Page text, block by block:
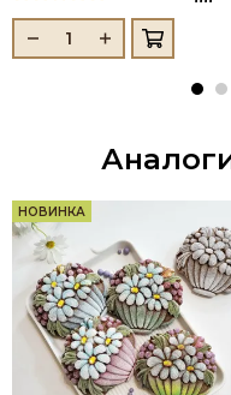
НОВИНКА